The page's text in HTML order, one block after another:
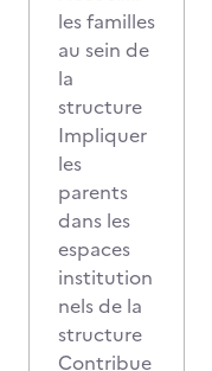
les familles
au sein de
la
structure
Impliquer
les
parents
dans les
espaces
institution
nels de la
structure
Contribue